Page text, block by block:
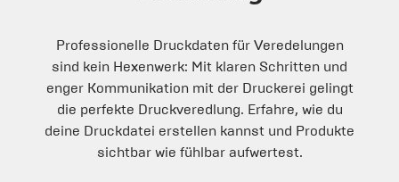
Professionelle Druckdaten für Veredelungen
sind kein Hexenwerk: Mit klaren Schritten und
enger Kommunikation mit der Druckerei gelingt
die perfekte Druckveredlung. Erfahre, wie du
deine Druckdatei erstellen kannst und Produkte
sichtbar wie fühlbar aufwertest.